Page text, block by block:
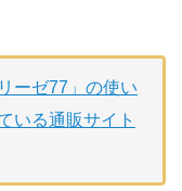
ーゼ77」の使い
いる通販サイト